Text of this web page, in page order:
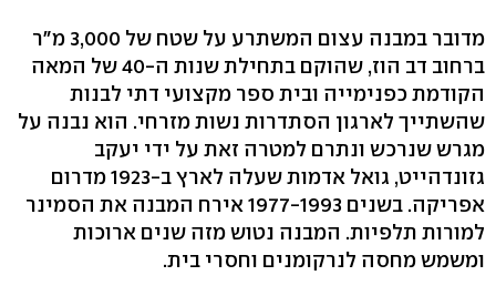
מדובר במבנה עצום המשתרע על שטח של 3,000 מ"ר
ברחוב דב הוז, שהוקם בתחילת שנות ה-40 של המאה
הקודמת כפנימייה ובית ספר מקצועי דתי לבנות
שהשתייך לארגון הסתדרות נשות מזרחי. הוא נבנה על
מגרש שנרכש ונתרם למטרה זאת על ידי יעקב
גזונדהייט, גואל אדמות שעלה לארץ ב-1923 מדרום
אפריקה. בשנים 1977-1993 אירח המבנה את הסמינר
למורות תלפיות. המבנה נטוש מזה שנים ארוכות
ומשמש מחסה לנרקומנים וחסרי בית.